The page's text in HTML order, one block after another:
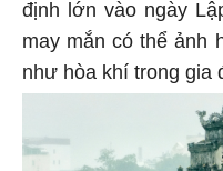
định lớn vào ngày
may mắn có thể ảnh
như hòa khí trong gia